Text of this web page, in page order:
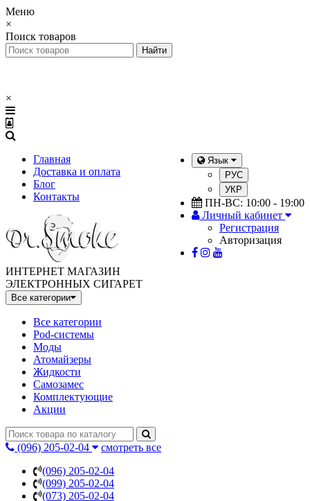
Меню
×
Поиск товаров
×
Главная
Доставка и оплата
Блог
Контакты
Язык
РУС
УКР
ПН-ВС: 10:00 - 19:00
Личный кабинет
Регистрация
Авторизация
ИНТЕРНЕТ МАГАЗИН
ЭЛЕКТРОННЫХ СИГАРЕТ
Все категории
Все категории
Pod-системы
Моды
Атомайзеры
Жидкости
Самозамес
Комплектующие
Акции
(096) 205-02-04
смотреть все
(096) 205-02-04
(099) 205-02-04
(073) 205-02-04